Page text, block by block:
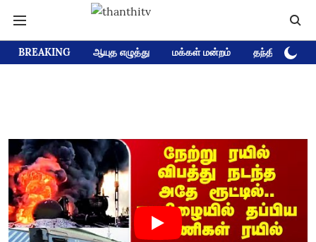
BREAKING ஆயுத எழுத்து மக்கள் மன்றம் தந்தி டிவி